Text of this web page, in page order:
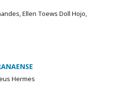
Ellen Toews Doll Hojo,
Hermes